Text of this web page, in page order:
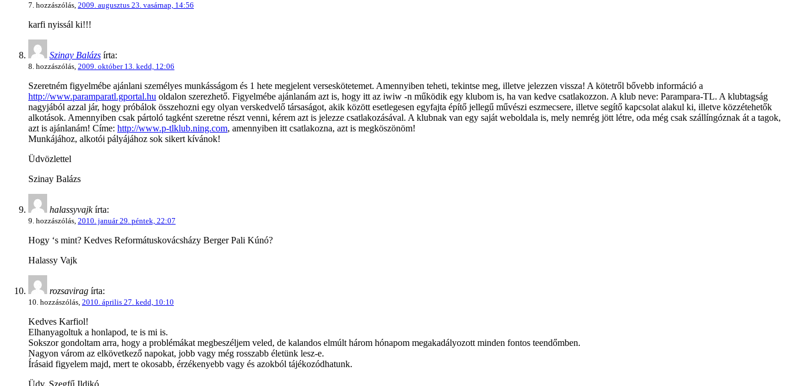
7. hozzászólás, 2009. augusztus 23. vasárnap, 14:56
karfi nyissál ki!!!
Szinay Balázs írta:
8. hozzászólás, 2009. október 13. kedd, 12:06
Szeretném figyelmébe ajánlani személyes munkásságom és 1 hete megjelent verseskötetemet. Amennyiben teheti, tekintse meg, illetve jelezzen vissza! A kötetről bővebb információ a
http://www.paramparatl.gportal.hu oldalon szerezhető. Figyelmébe ajánlanám azt is, hogy itt az iwiw -n működik egy klubom is, ha van kedve csatlakozzon. A klub neve: Parampara-TL. A klubtagság
nagyjából azzal jár, hogy próbálok összehozni egy olyan verskedvelő társaságot, akik között esetlegesen egyfajta építő jellegű művészi eszmecsere, illetve segítő kapcsolat alakul ki, illetve közzétehetők
alkotások. Amennyiben csak pártoló tagként szeretne részt venni, kérem azt is jelezze csatlakozásával. A klubnak van egy saját weboldala is, mely nemrég jött létre, oda még csak szállíngóznak át a tagok,
azt is ajánlanám! Címe: http://www.p-tlklub.ning.com, amennyiben itt csatlakozna, azt is megköszönöm!
Munkájához, alkotói pályájához sok sikert kívánok!
Üdvözlettel
Szinay Balázs
halassyvajkírta:
9. hozzászólás, 2010. január 29. péntek, 22:07
Hogy ‘s mint? Kedves Reformátuskovácsházy Berger Pali Kúnó?
Halassy Vajk
rozsavirag írta:
10. hozzászólás, 2010. április 27. kedd, 10:10
Kedves Karfiol!
Elhanyagoltuk a honlapod, te is mi is.
Sokszor gondoltam arra, hogy a problémákat megbeszéljem veled, de kalandos elmúlt három hónapom megakadályozott minden fontos teendőmben.
Nagyon várom az elkövetkező napokat, jobb vagy még rosszabb életünk lesz-e.
Írásaid figyelem majd, mert te okosabb, érzékenyebb vagy és azokból tájékozódhatunk.